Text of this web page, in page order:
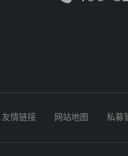
友情链接 网站地图 私募